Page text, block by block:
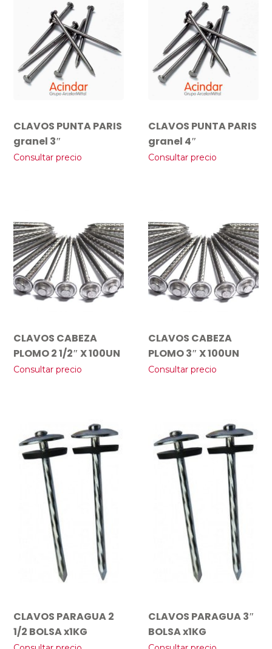
CLAVOS PUNTA PARIS
granel 3″
Consultar precio
CLAVOS PUNTA PARIS
granel 4″
Consultar precio
CLAVOS CABEZA
PLOMO 2 1/2″ X 100UN
Consultar precio
CLAVOS CABEZA
PLOMO 3″ X 100UN
Consultar precio
CLAVOS PARAGUA 2
1/2 BOLSA x1KG
CLAVOS PARAGUA 3″
BOLSA x1KG